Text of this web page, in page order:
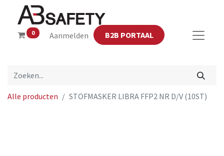
0 Aanmelden B2B PORTAAL
Alle producten STOFMASKER LIBRA FFP2 NR D/V (10ST)